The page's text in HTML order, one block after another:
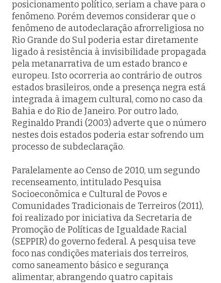
posicionamento político, seriam a chave para o
fenômeno. Porém devemos considerar que o
fenômeno de autodeclaração afrorreligiosa no
Rio Grande do Sul poderia estar diretamente
ligado à resistência à invisibilidade propagada
pela metanarrativa de um estado branco e
europeu. Isto ocorreria ao contrário de outros
estados brasileiros, onde a presença negra está
integrada à imagem cultural, como no caso da
Bahia e do Rio de Janeiro. Por outro lado,
Reginaldo Prandi (2003) adverte que o número
nestes dois estados poderia estar sofrendo um
processo de subdeclaração.
Paralelamente ao Censo de 2010, um segundo
recenseamento, intituladoPesquisa
Socioeconômica e Cultural de Povos e
Comunidades Tradicionais de Terreiros (2011),
foi realizado por iniciativa da Secretaria de
Promoção de Políticas de Igualdade Racial
(SEPPIR) do governo federal. A pesquisa teve
foco nas condições materiais dos terreiros,
como saneamento básico e segurança
alimentar, abrangendo quatro capitais